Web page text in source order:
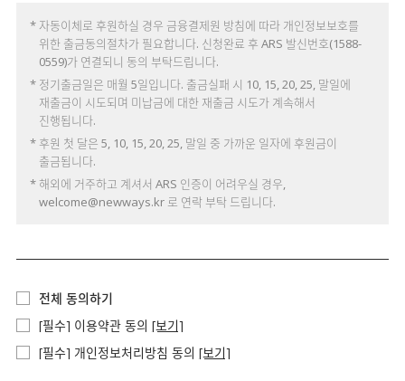
* 자동이체로 후원하실 경우 금융결제원 방침에 따라 개인정보보호를
위한 출금동의절차가 필요합니다. 신청완료 후 ARS 발신번호(1588-
0559)가 연결되니 동의 부탁드립니다.
* 정기출금일은 매월 5일입니다. 출금실패 시 10, 15, 20, 25, 말일에
재출금이 시도되며 미납금에 대한 재출금 시도가 계속해서
진행됩니다.
* 후원 첫 달은 5, 10, 15, 20, 25, 말일 중 가까운 일자에 후원금이
출금됩니다.
* 해외에 거주하고 계셔서 ARS 인증이 어려우실 경우,
welcome@newways.kr 로 연락 부탁 드립니다.
전체 동의하기
[필수] 이용약관 동의 [보기]
[필수] 개인정보처리방침 동의 [보기]